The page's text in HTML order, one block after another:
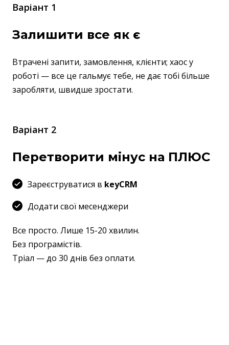
Варіант 1
Залишити все як є
Втрачені запити, замовлення, клієнти; хаос у
роботі — все це гальмує тебе, не дає тобі більше
заробляти, швидше зростати.
Варіант 2
Перетворити мінус на ПЛЮС
Зареєструватися в keyCRM
Додати свої месенджери
Все просто. Лише 15-20 хвилин.
Без програмістів.
Тріал — до 30 днів без оплати.